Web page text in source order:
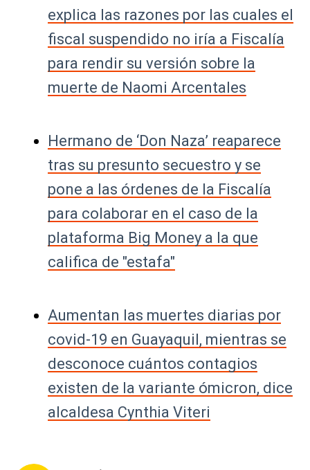
explica las razones por las cuales el
fiscal suspendido no iría a Fiscalía
para rendir su versión sobre la
muerte de Naomi Arcentales
Hermano de ‘Don Naza’ reaparece
tras su presunto secuestro y se
pone a las órdenes de la Fiscalía
para colaborar en el caso de la
plataforma Big Money a la que
califica de "estafa"
Aumentan las muertes diarias por
covid-19 en Guayaquil, mientras se
desconoce cuántos contagios
existen de la variante ómicron, dice
alcaldesa Cynthia Viteri